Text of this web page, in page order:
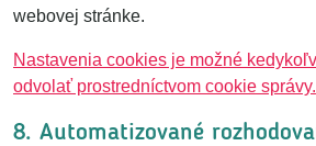
webovej stránke.
Nastavenia cookies je možné
odvolať prostredníctvom cookie správy.
8. Automatizované